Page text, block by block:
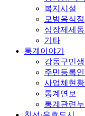
복지시설
모범음식점
심장제세
기타
통계이야기
강동구민생
주민등록
사업체현
통계연보
통계관련